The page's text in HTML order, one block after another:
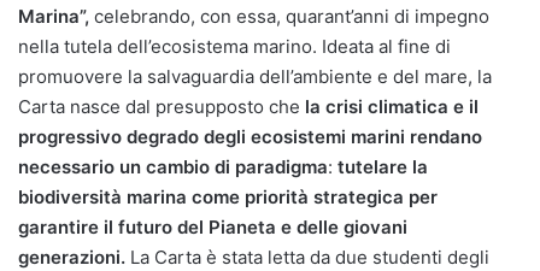
Marina”, celebrando, con essa, quarant’anni di impegno
nella tutela dell’ecosistema marino. Ideata al fine di
promuovere la salvaguardia dell’ambiente e del mare, la
Carta nasce dal presupposto che la crisi climatica e il
progressivo degrado degli ecosistemi marini rendano
necessario un cambio di paradigma: tutelare la
biodiversità marina come priorità strategica per
garantire il futuro del Pianeta e delle giovani
generazioni. La Carta è stata letta da due studenti degli